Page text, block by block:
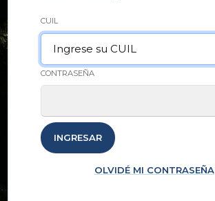
CUIL
CONTRASEÑA
INGRESAR
OLVIDÉ MI CONTRASEÑA